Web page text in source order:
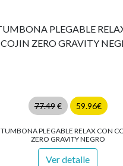
77.49€ 59.96€
TUMBONA PLEGABLE RELAX CON
ZERO GRAVITY NEGRO
Ver detalle